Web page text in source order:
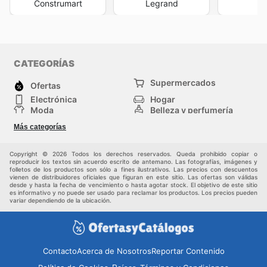
Construmart Legrand
CATEGORÍAS
Ofertas
Supermercados
Electrónica
Hogar
Moda
Belleza y perfumería
Deporte
Más categorías
Copyright © 2026 Todos los derechos reservados. Queda prohibido copiar o
reproducir los textos sin acuerdo escrito de antemano. Las fotografías, imágenes y
folletos de los productos son sólo a fines ilustrativos. Las precios con descuentos
vienen de distribuidores oficiales que figuran en este sitio. Las ofertas son válidas
desde y hasta la fecha de vencimiento o hasta agotar stock. El objetivo de este sitio
es informativo y no puede ser usado para reclamar los productos. Los precios pueden
variar dependiendo de la ubicación.
ContactoAcerca de NosotrosReportar Contenido